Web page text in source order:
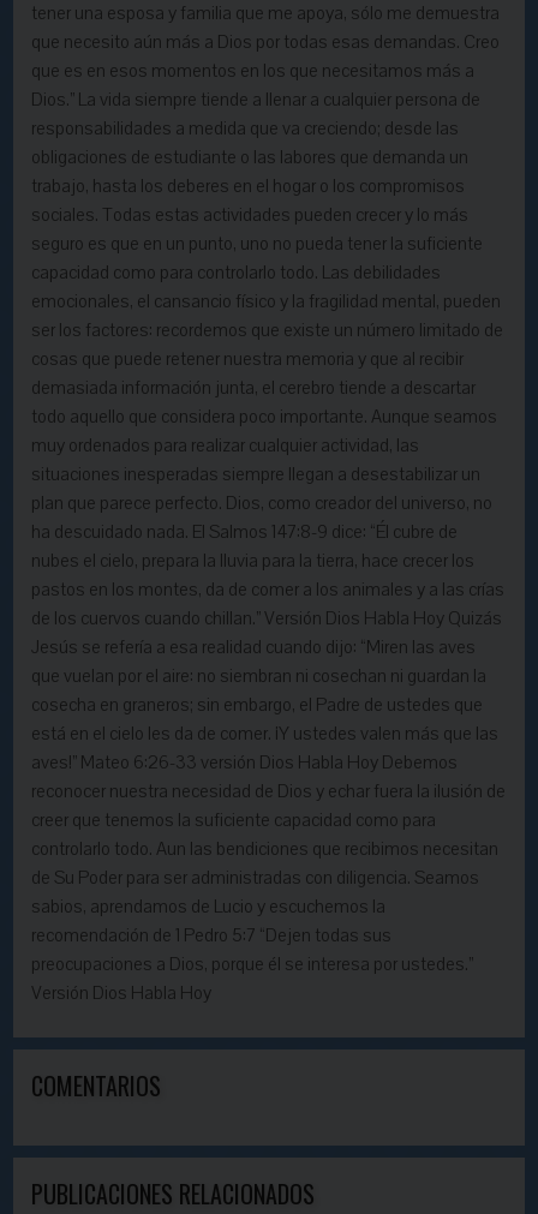
tener una esposa y familia que me apoya, sólo me demuestra
que necesito aún más a Dios por todas esas demandas. Creo
que es en esos momentos en los que necesitamos más a
Dios.” La vida siempre tiende a llenar a cualquier persona de
responsabilidades a medida que va creciendo; desde las
obligaciones de estudiante o las labores que demanda un
trabajo, hasta los deberes en el hogar o los compromisos
sociales. Todas estas actividades pueden crecer y lo más
seguro es que en un punto, uno no pueda tener la suficiente
capacidad como para controlarlo todo. Las debilidades
emocionales, el cansancio físico y la fragilidad mental, pueden
ser los factores: recordemos que existe un número limitado de
cosas que puede retener nuestra memoria y que al recibir
demasiada información junta, el cerebro tiende a descartar
todo aquello que considera poco importante. Aunque seamos
muy ordenados para realizar cualquier actividad, las
situaciones inesperadas siempre llegan a desestabilizar un
plan que parece perfecto. Dios, como creador del universo, no
ha descuidado nada. El Salmos 147:8-9 dice: “Él cubre de
nubes el cielo, prepara la lluvia para la tierra, hace crecer los
pastos en los montes, da de comer a los animales y a las crías
de los cuervos cuando chillan.” Versión Dios Habla Hoy Quizás
Jesús se refería a esa realidad cuando dijo: “Miren las aves
que vuelan por el aire: no siembran ni cosechan ni guardan la
cosecha en graneros; sin embargo, el Padre de ustedes que
está en el cielo les da de comer. ¡Y ustedes valen más que las
aves!” Mateo 6:26-33 versión Dios Habla Hoy Debemos
reconocer nuestra necesidad de Dios y echar fuera la ilusión de
creer que tenemos la suficiente capacidad como para
controlarlo todo. Aun las bendiciones que recibimos necesitan
de Su Poder para ser administradas con diligencia. Seamos
sabios, aprendamos de Lucio y escuchemos la
recomendación de 1 Pedro 5:7 “Dejen todas sus
preocupaciones a Dios, porque él se interesa por ustedes.”
Versión Dios Habla Hoy
COMENTARIOS
PUBLICACIONES RELACIONADOS